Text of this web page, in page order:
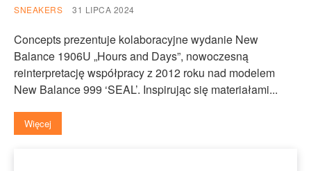
SNEAKERS 31 LIPCA 2024
Concepts prezentuje kolaboracyjne wydanie New
Balance 1906U „Hours and Days”, nowoczesną
reinterpretację współpracy z 2012 roku nad modelem
New Balance 999 ‘SEAL’. Inspirując się materiałami...
Więcej